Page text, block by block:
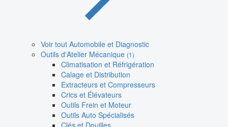
Voir tout Automobile et Diagnostic
Outils d'Atelier Mécanique (1)
Climatisation et Réfrigération
Calage et Distribution
Extracteurs et Compresseurs
Crics et Élévateurs
Outils Frein et Moteur
Outils Auto Spécialisés
Clés et Douilles